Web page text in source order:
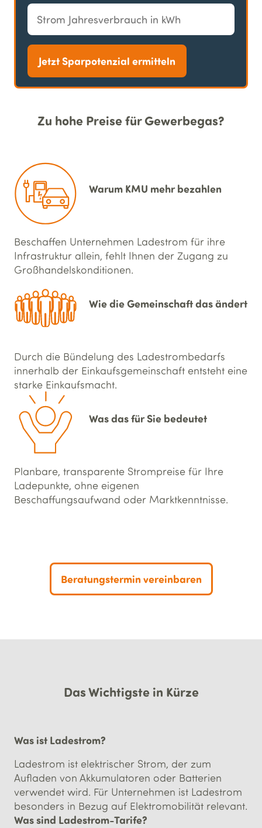
Jetzt Sparpotenzial ermitteln
Zu hohe Preise für Gewerbegas?
Warum KMU mehr bezahlen
Beschaffen Unternehmen Ladestrom für ihre
Infrastruktur allein, fehlt Ihnen der Zugang zu
Großhandelskonditionen.
Wie die Gemein­schaft das ändert
Durch die Bündelung des Ladestrombedarfs
innerhalb der Einkaufsgemeinschaft entsteht eine
starke Einkaufsmacht.
Was das für Sie bedeutet
Planbare, transparente Strompreise für Ihre
Ladepunkte, ohne eigenen
Beschaffungsaufwand oder Marktkenntnisse.
Beratungstermin vereinbaren
Das Wichtigste in Kürze
Was ist Ladestrom?
Ladestrom ist elektrischer Strom, der zum
Aufladen von Akkumulatoren oder Batterien
verwendet wird. Für Unternehmen ist Ladestrom
besonders in Bezug auf Elektromobilität relevant.
Was sind Ladestrom-Tarife?